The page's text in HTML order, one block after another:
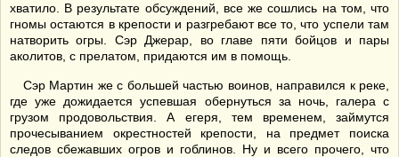
хватило. В результате обсуждений, все же сошлись на том, что
гномы остаются в крепости и разгребают все то, что успели там
натворить огры. Сэр Джерар, во главе пяти бойцов и пары
аколитов, с прелатом, придаются им в помощь.
Сэр Мартин же с большей частью воинов, направился к реке,
где уже дожидается успевшая обернуться за ночь, галера с
грузом продовольствия. А егеря, тем временем, займутся
прочесыванием окрестностей крепости, на предмет поиска
следов сбежавших огров и гоблинов. Ну и всего прочего, что